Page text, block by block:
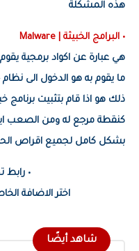
هذه المشكلة
• البرامج الخبيثة | Malware
هي عبارة عن اكواد برمجية
ما يقوم به هو الدخول الى
ذلك هو اذا قام بتثبيت
كنقطة مرجع له ومن الصعب
بشكل كامل لجميع اقراص
• رابط
اختر الاضافة
شاهد أيضًا